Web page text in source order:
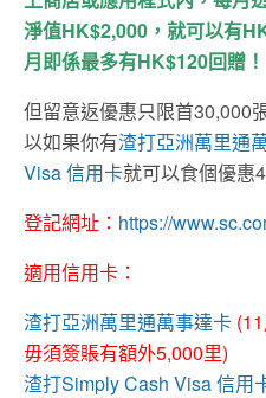
淨值HK$2,000，就可以有
月即係最多有HK$120回贈！
但留意返優惠只限首30,000
以如果你有渣打亞洲萬里通
Visa 信用卡就可以食個優惠
登記網址： https://
適用信用卡：
渣打亞洲萬里通萬事達卡
毋須簽賬有額外5,000里)
渣打Simply Cash Visa 信用